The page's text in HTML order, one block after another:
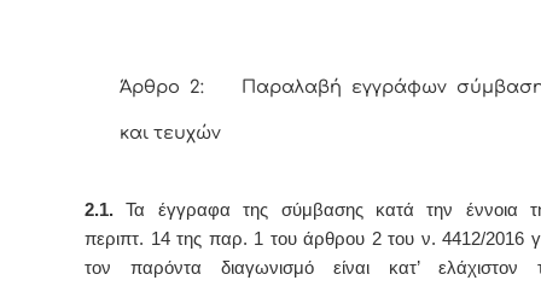
Άρθρο 2: Παραλαβή εγγράφων
και τευχών
2.1. Τα έγγραφα της σύμβασης κατά την έννοια
περιπτ. 14 της παρ. 1 του άρθρου 2 του ν. 4412/2016
τον παρόντα διαγωνισμό είναι κατ’ ελάχιστον